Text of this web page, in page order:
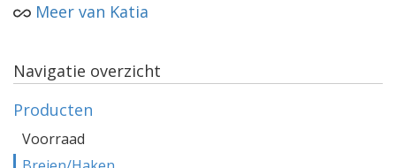
Meer van Katia
Navigatie overzicht
Producten
Voorraad